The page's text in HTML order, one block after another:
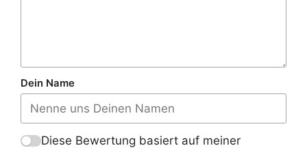
Dein Name
Diese Bewertung basiert auf meiner